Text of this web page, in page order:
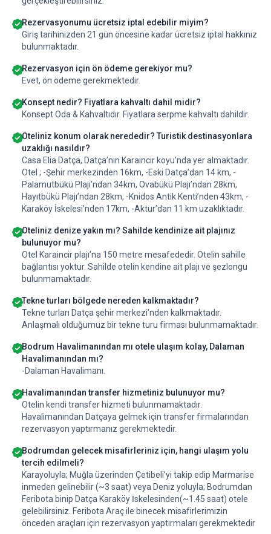
Rezervasyonumu ücretsiz iptal edebilir miyim?
Giriş tarihinizden 21 gün öncesine kadar ücretsiz iptal hakkınız
bulunmaktadır.
Rezervasyon için ön ödeme gerekiyor mu?
Evet, ön ödeme gerekmektedir.
Konsept nedir? Fiyatlara kahvaltı dahil midir?
Konsept Oda & Kahvaltıdır. Fiyatlara serpme kahvaltı dahildir.
Oteliniz konum olarak nerededir? Turistik destinasyonlara
uzaklığı nasıldır?
Casa Elia Datça, Datça’nın Karaincir koyu’nda yer almaktadır.
Otel ; -Şehir merkezinden 16km, -Eski Datça’dan 14 km, -
Palamutbükü Plajı’ndan 34km, Ovabükü Plajı’ndan 28km,
Hayıtbükü Plajı’ndan 28km, -Knidos Antik Kenti’nden 43km, -
Karaköy İskelesi’nden 17km, -Aktur’dan 11 km uzaklıktadır.
Oteliniz denize yakın mı? Sahilde kendinize ait plajınız
bulunuyor mu?
Otel Karaincir plajı’na 150 metre mesafededir. Otelin sahille
bağlantısı yoktur. Sahilde otelin kendine ait plajı ve şezlongu
bulunmamaktadır.
Tekne turları bölgede nereden kalkmaktadır?
Tekne turları Datça şehir merkezi’nden kalkmaktadır.
Anlaşmalı olduğumuz bir tekne turu firması bulunmamaktadır.
Bodrum Havalimanından mı otele ulaşım kolay, Dalaman
Havalimanından mı?
-Dalaman Havalimanı.
Havalimanından transfer hizmetiniz bulunuyor mu?
Otelin kendi transfer hizmeti bulunmamaktadır.
Havalimanından Datçaya gelmek için transfer firmalarından
rezervasyon yaptırmanız gerekmektedir.
Bodrumdan gelecek misafirleriniz için, hangi ulaşım yolu
tercih edilmeli?
Karayoluyla; Muğla üzerinden Çetibeli’yi takip edip Marmarise
inmeden gelinebilir (~3 saat) veya Deniz yoluyla; Bodrumdan
Feribota binip Datça Karaköy İskelesinden(~1.45 saat) otele
gelebilirsiniz. Feribota Araç ile binecek misafirlerimizin
önceden araçları için rezervasyon yaptırmaları gerekmektedir